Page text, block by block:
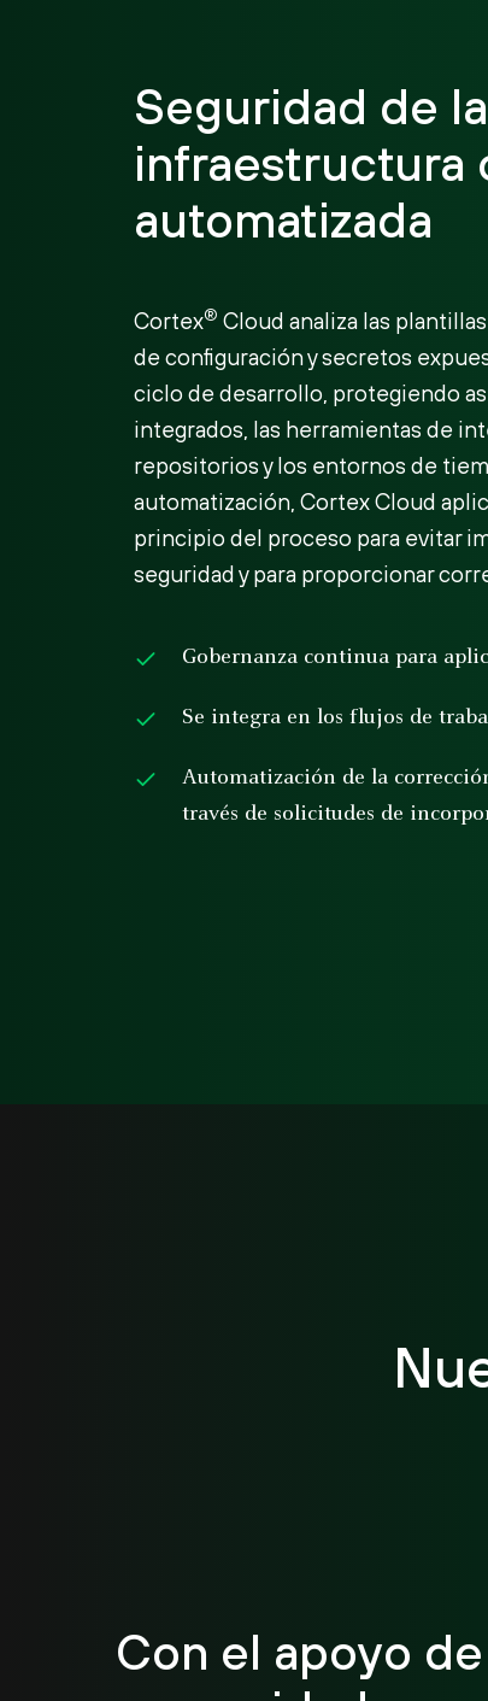
Seguridad de la
infraestructura
automatizada
Cortex® Cloud analiza las
de configuración y secretos
ciclo de desarrollo, protegiendo
integrados, las herramientas de
repositorios y los entornos de
automatización, Cortex Cloud
principio del proceso para evitar
seguridad y para proporcionar
Gobernanza continua para
Se integra en los flujos de
Automatización de la
través de solicitudes de
Con el apoyo